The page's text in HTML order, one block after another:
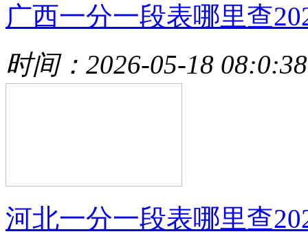
广西一分一段表哪里查
时间：2026-05-18 08:0:38
河北一分一段表哪里查